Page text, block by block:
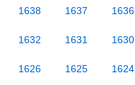
1638 1637 1636
1632 1631 1630
1626 1625 1624